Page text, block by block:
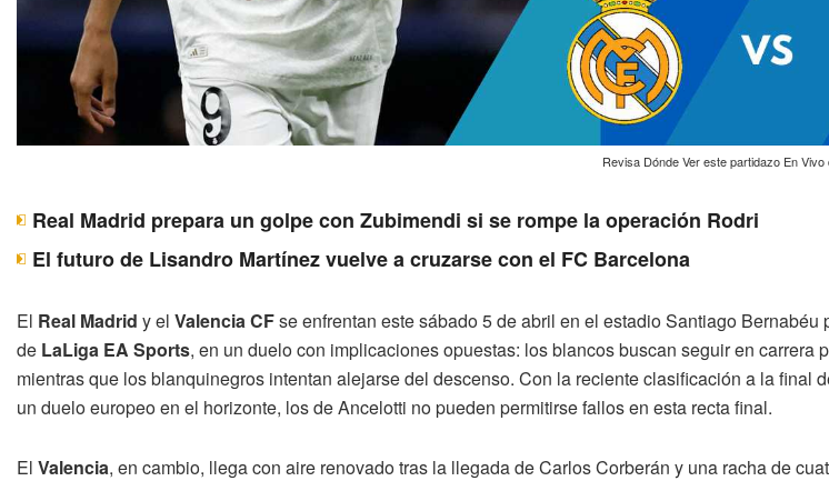
Revisa Dónde Ver este partidazo En
Real Madrid prepara un golpe con Zubimendi si se rompe la operación Rodri
El futuro de Lisandro Martínez vuelve a cruzarse con el FC Barcelona
El Real Madrid y el Valencia CFse enfrentan este sábado 5 de abril en el estadio Santiago Bernabéu
de LaLiga EA Sports, en un duelo con implicaciones opuestas: los blancos buscan seguir en carrera
mientras que los blanquinegros intentan alejarse del descenso. Con la reciente clasificación a la final
un duelo europeo en el horizonte, los de Ancelotti no pueden permitirse fallos en esta recta final.
El Valencia, en cambio, llega con aire renovado tras la llegada de Carlos Corberán y una racha de